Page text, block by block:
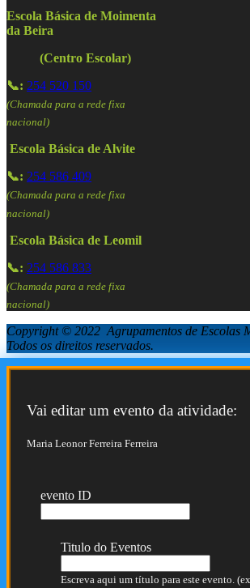
Escola Básica de Moimenta
da Beira
(Centro Escolar)
📞: 254 520 150
(Chamada para a rede fixa
nacional)
Escola Básica de Alvite
📞: 254 586 409
(Chamada para a rede fixa
nacional)
Escola Básica de Leomil
📞: 254 586 833
(Chamada para a rede fixa
nacional)
Copyright © 2022 Agrupamentos de Escolas
Todos os direitos reservados.
Vai editar um evento da atividade:
Maria Leonor Ferreira Ferreira
evento ID
Titulo do Eventos
Escreva aqui um título para este evento.